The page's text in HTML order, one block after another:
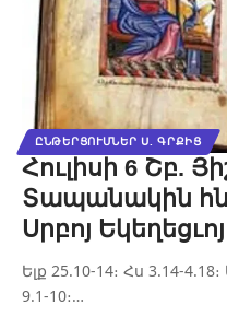
ԸՆԹԵՐՑՈՒՄՆԵՐ Ս. ԳՐՔԻՑ
Հուլիսի 6 Շբ.
Տապանակին
Սրբոյ Եկեղեցւոյ
Ելք 25.10-14։ Հս 3.14-
9.1-10։…